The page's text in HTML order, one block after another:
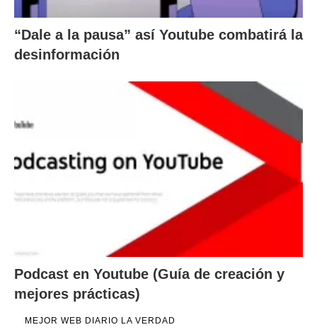
“Dale a la pausa” así Youtube combatirá la
desinformación
Podcast en Youtube (Guía de creación y
mejores prácticas)
MEJOR WEB DIARIO LA VERDAD